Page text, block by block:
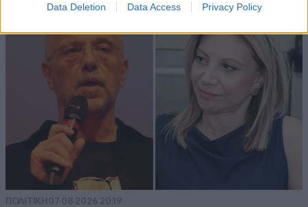
Data Deletion Data Access Privacy Policy
ΠΟΛΙΤΙΚΗ 07·08·2026 20:19